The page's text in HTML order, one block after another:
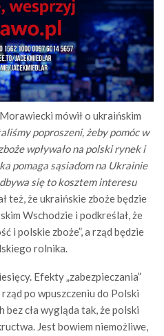
mówił o ukraińskim
poproszeni, żeby pomóc w
wpływało na polski rynek i
pomaga sąsiadom na Ukrainie
się to kosztem interesu
też, że ukraińskie zboże będzie
Wschodzie i podkreślał, że
i polskie zboże”, a rząd będzie
rolnika.
Efekty „zabezpieczania”
po wpuszczeniu do Polski
cła wygląda tak, że polski
Jest bowiem niemożliwe,